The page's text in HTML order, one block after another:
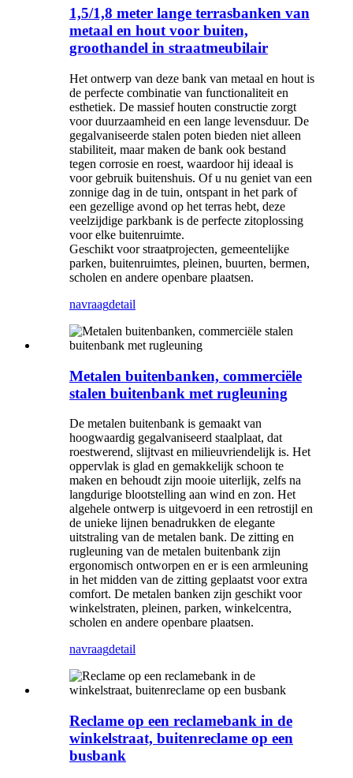
1,5/1,8 meter lange terrasbanken van
metaal en hout voor buiten,
groothandel in straatmeubilair
Het ontwerp van deze bank van metaal en hout is
de perfecte combinatie van functionaliteit en
esthetiek. De massief houten constructie zorgt
voor duurzaamheid en een lange levensduur. De
gegalvaniseerde stalen poten bieden niet alleen
stabiliteit, maar maken de bank ook bestand
tegen corrosie en roest, waardoor hij ideaal is
voor gebruik buitenshuis. Of u nu geniet van een
zonnige dag in de tuin, ontspant in het park of
een gezellige avond op het terras hebt, deze
veelzijdige parkbank is de perfecte zitoplossing
voor elke buitenruimte.
Geschikt voor straatprojecten, gemeentelijke
parken, buitenruimtes, pleinen, buurten, bermen,
scholen en andere openbare plaatsen.
navraagdetail
Metalen buitenbanken, commerciële
stalen buitenbank met rugleuning
De metalen buitenbank is gemaakt van
hoogwaardig gegalvaniseerd staalplaat, dat
roestwerend, slijtvast en milieuvriendelijk is. Het
oppervlak is glad en gemakkelijk schoon te
maken en behoudt zijn mooie uiterlijk, zelfs na
langdurige blootstelling aan wind en zon. Het
algehele ontwerp is uitgevoerd in een retrostijl en
de unieke lijnen benadrukken de elegante
uitstraling van de metalen bank. De zitting en
rugleuning van de metalen buitenbank zijn
ergonomisch ontworpen en er is een armleuning
in het midden van de zitting geplaatst voor extra
comfort. De metalen banken zijn geschikt voor
winkelstraten, pleinen, parken, winkelcentra,
scholen en andere openbare plaatsen.
navraagdetail
Reclame op een reclamebank in de
winkelstraat, buitenreclame op een
busbank